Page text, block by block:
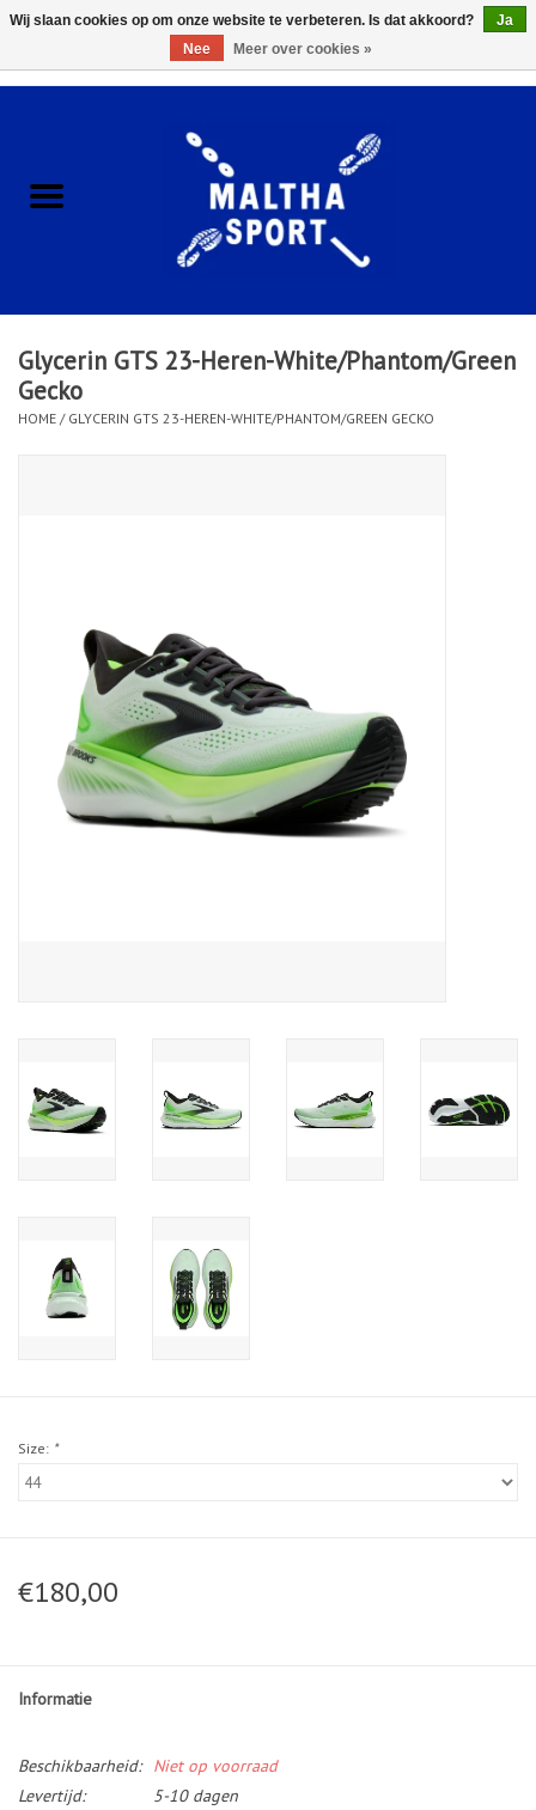
ACCESSOIRES/HARDWARE
KLEDING
CLUBSHOPS
Glycerin GTS 23-Heren-White/Phantom/Green
Gecko
HOME / GLYCERIN GTS 23-HEREN-WHITE/PHANTOM/GREEN GECKO
Size: *
€180,00
Informatie
Beschikbaarheid:
Niet op voorraad
Levertijd:
5-10 dagen
Wij slaan cookies op om onze website te verbeteren. Is dat akkoord?
Ja
Nee
Meer over cookies »